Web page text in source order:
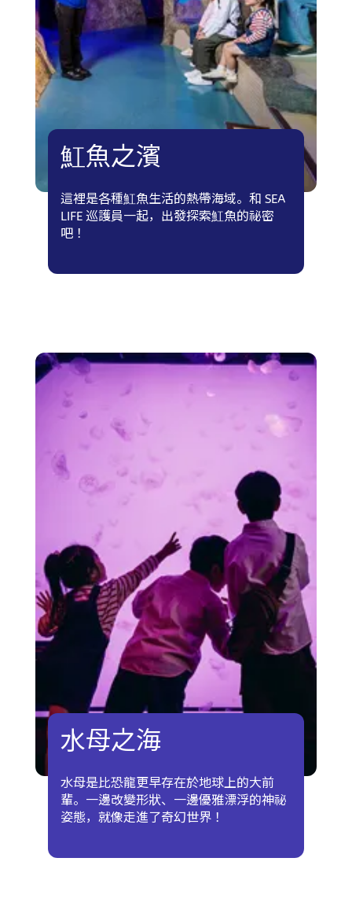
魟魚之濱
這裡是各種魟魚生活的熱帶海域。和 SEA
LIFE 巡護員一起，出發探索魟魚的祕密
吧！
水母之海
水母是比恐龍更早存在於地球上的大前
輩。一邊改變形狀、一邊優雅漂浮的神祕
姿態，就像走進了奇幻世界！